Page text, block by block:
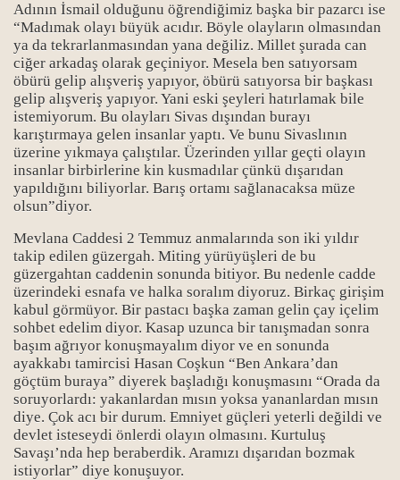
Adının İsmail olduğunu öğrendiğimiz başka bir pazarcı ise
“Madımak olayı büyük acıdır. Böyle olayların olmasından
ya da tekrarlanmasından yana değiliz. Millet şurada can
ciğer arkadaş olarak geçiniyor. Mesela ben satıyorsam
öbürü gelip alışveriş yapıyor, öbürü satıyorsa bir başkası
gelip alışveriş yapıyor. Yani eski şeyleri hatırlamak bile
istemiyorum. Bu olayları Sivas dışından burayı
karıştırmaya gelen insanlar yaptı. Ve bunu Sivaslının
üzerine yıkmaya çalıştılar. Üzerinden yıllar geçti olayın
insanlar birbirlerine kin kusmadılar çünkü dışarıdan
yapıldığını biliyorlar. Barış ortamı sağlanacaksa müze
olsun”diyor.
Mevlana Caddesi 2 Temmuz anmalarında son iki yıldır
takip edilen güzergah. Miting yürüyüşleri de bu
güzergahtan caddenin sonunda bitiyor. Bu nedenle cadde
üzerindeki esnafa ve halka soralım diyoruz. Birkaç girişim
kabul görmüyor. Bir pastacı başka zaman gelin çay içelim
sohbet edelim diyor. Kasap uzunca bir tanışmadan sonra
başım ağrıyor konuşmayalım diyor ve en sonunda
ayakkabı tamircisi Hasan Coşkun “Ben Ankara’dan
göçtüm buraya” diyerek başladığı konuşmasını “Orada da
soruyorlardı: yakanlardan mısın yoksa yananlardan mısın
diye. Çok acı bir durum. Emniyet güçleri yeterli değildi ve
devlet isteseydi önlerdi olayın olmasını. Kurtuluş
Savaşı’nda hep beraberdik. Aramızı dışarıdan bozmak
istiyorlar” diye konuşuyor.